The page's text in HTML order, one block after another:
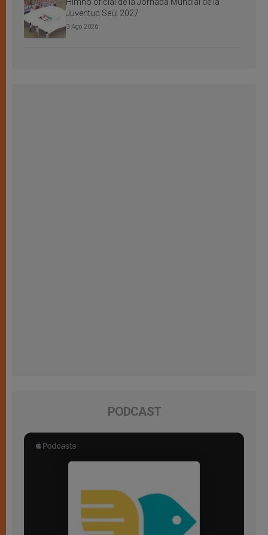
Himno oficial de la Jornada Mundial de la
Juventud Seúl 2027
3 Ago 2026
PODCAST